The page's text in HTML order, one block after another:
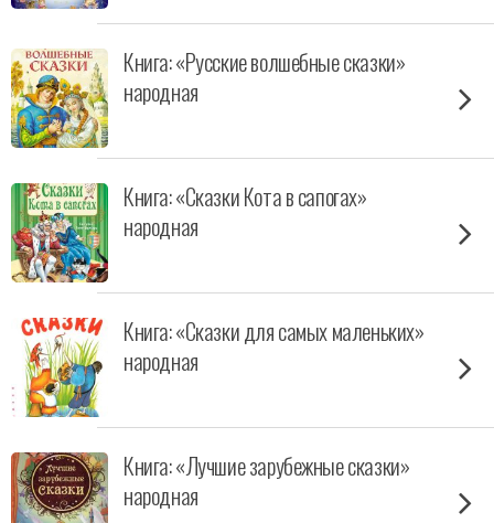
Книга: «Русские волшебные сказки»
народная
Книга: «Сказки Кота в сапогах»
народная
Книга: «Сказки для самых маленьких»
народная
Книга: «Лучшие зарубежные сказки»
народная